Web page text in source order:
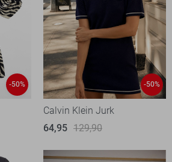
-50% -50%
Calvin Klein Jurk
64,95 129,90